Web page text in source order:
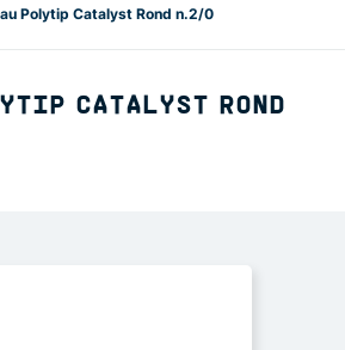
Polytip Catalyst Rond n.2/0
CATALYST ROND